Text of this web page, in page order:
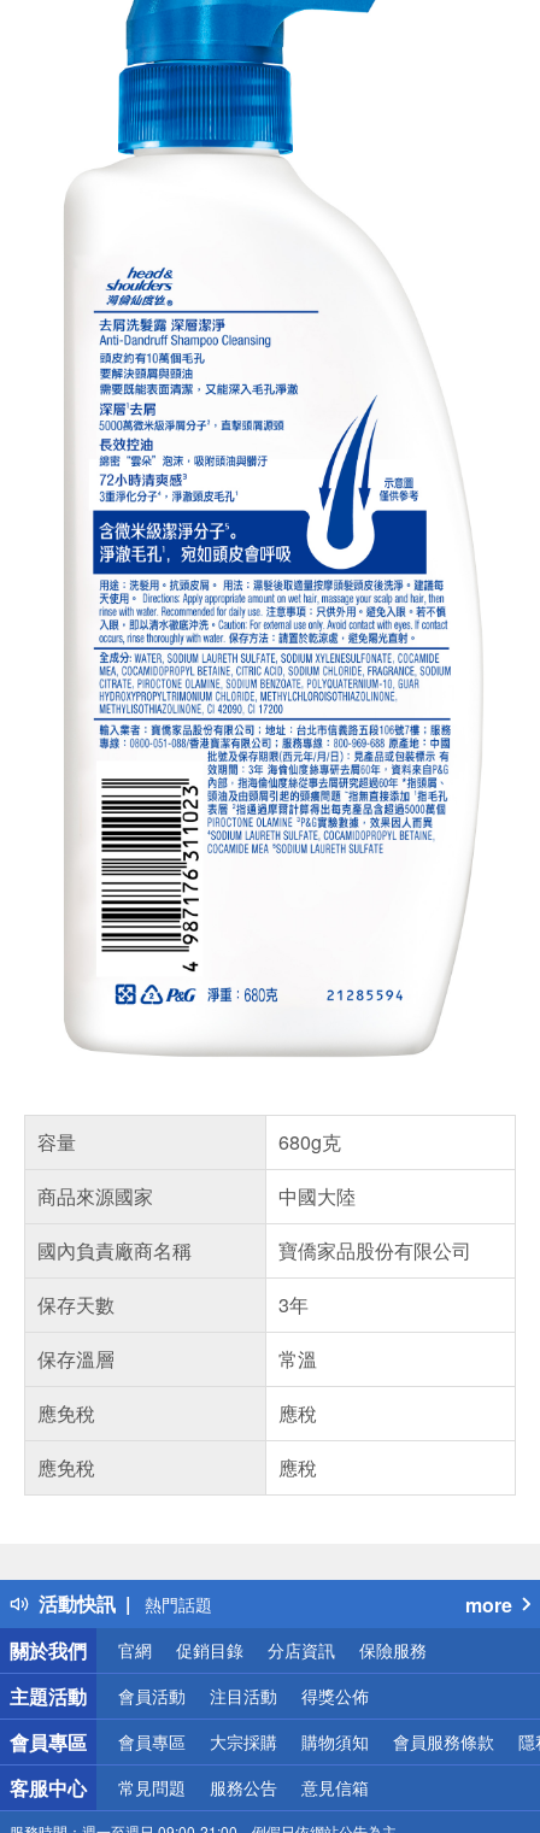
容量
680g克
商品來源國家
中國大陸
國內負責廠商名稱
寶僑家品股份有限公司
保存天數
3年
保存溫層
常溫
應免稅
應稅
應免稅
應稅
活動快訊
得獎公告
熱門話題
銀行優惠
偏遠地區配送
詐騙網頁！請小心！
more
關於我們
官網 促銷目錄 分店資訊 保險服務
主題活動 會員活動 注目活動 得獎公佈
會員專區 會員專區 大宗採購 購物須知 會員服務條款 隱
客服中心 常見問題 服務公告 意見信箱